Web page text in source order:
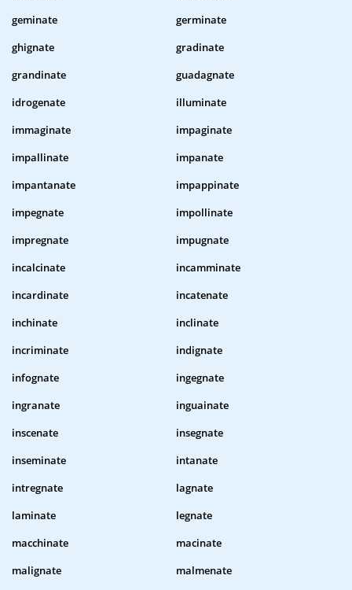
geminate
germinate
ghignate
gradinate
grandinate
guadagnate
idrogenate
illuminate
immaginate
impaginate
impallinate
impanate
impantanate
impappinate
impegnate
impollinate
impregnate
impugnate
incalcinate
incamminate
incardinate
incatenate
inchinate
inclinate
incriminate
indignate
infognate
ingegnate
ingranate
inguainate
inscenate
insegnate
inseminate
intanate
intregnate
lagnate
laminate
legnate
macchinate
macinate
malignate
malmenate